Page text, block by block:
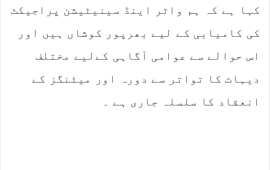
i
کہا ہے کہ ہم واٹر اینڈ سینیٹیشن پراجیکٹ
کی کامیابی کے لیے بھرپور کوشاں ہیں اور
اس حوالے سے عوامی آگاہی کےلیے مختلف
دیہات کا تواتر سے دورہ اور میٹنگز کے
انعقاد کا سلسلہ جاری ہے ۔